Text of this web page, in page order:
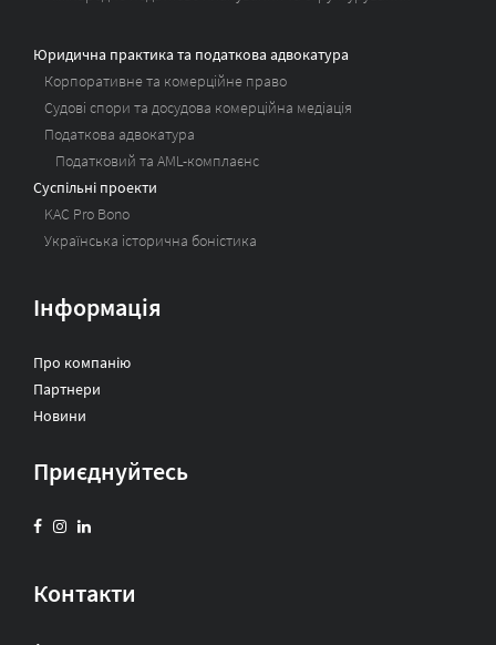
Юридична практика та податкова адвокатура
Корпоративне та комерційне право
Судові спори та досудова комерційна медіація
Податкова адвокатура
Податковий та AML-комплаєнс
Суспільні проекти
KAC Pro Bono
Українська історична боністика
Інформація
Про компанію
Партнери
Новини
Приєднуйтесь
Контакти